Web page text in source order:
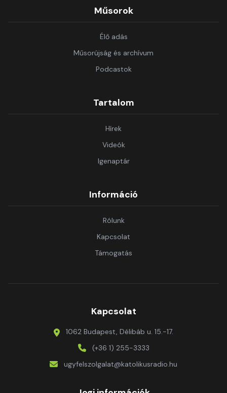
Műsorok
Élő adás
Műsorújság és archívum
Podcastok
Tartalom
Hírek
Videók
Igenaptár
Információ
Rólunk
Kapcsolat
Támogatás
Kapcsolat
1062 Budapest, Délibáb u. 15.-17.
(+36 1) 255-3333
ugyfelszolgalat@katolikusradio.hu